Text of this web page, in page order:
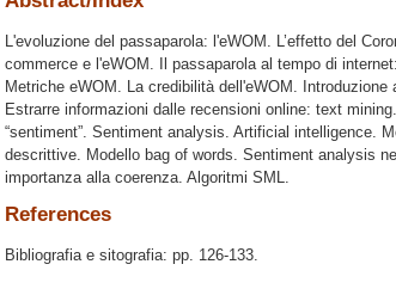
L'evoluzione del passaparola: l'eWOM. L’effetto del
commerce e l'eWOM. Il passaparola al tempo di
Metriche eWOM. La credibilità dell'eWOM.
Estrarre informazioni dalle recensioni online: text
“sentiment”. Sentiment analysis. Artificial intelligence.
descrittive. Modello bag of words. Sentiment analysis
importanza alla coerenza. Algoritmi SML.
References
Bibliografia e sitografia: pp. 126-133.